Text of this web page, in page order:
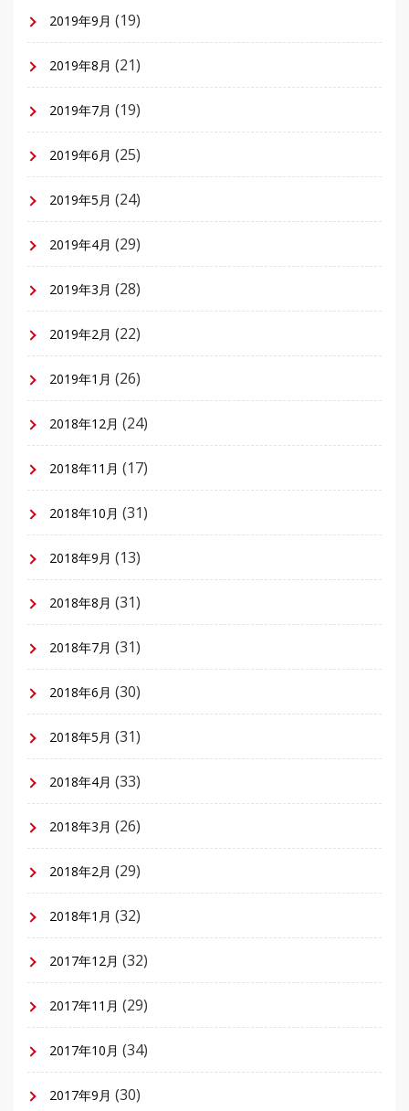
2019年9月 (19)
2019年8月 (21)
2019年7月 (19)
2019年6月 (25)
2019年5月 (24)
2019年4月 (29)
2019年3月 (28)
2019年2月 (22)
2019年1月 (26)
2018年12月 (24)
2018年11月 (17)
2018年10月 (31)
2018年9月 (13)
2018年8月 (31)
2018年7月 (31)
2018年6月 (30)
2018年5月 (31)
2018年4月 (33)
2018年3月 (26)
2018年2月 (29)
2018年1月 (32)
2017年12月 (32)
2017年11月 (29)
2017年10月 (34)
2017年9月 (30)